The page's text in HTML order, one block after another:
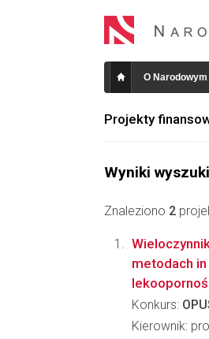
O
Projekty
Wyniki
Znaleziono 2
metodach
Konkurs:
Kierownik: